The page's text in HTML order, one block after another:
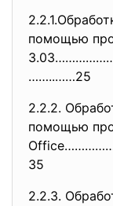
помощью
……..……25
2.2.2.
помощью
35
2.2.3.